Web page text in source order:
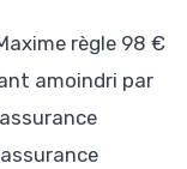
règle 98 €
amoindri par